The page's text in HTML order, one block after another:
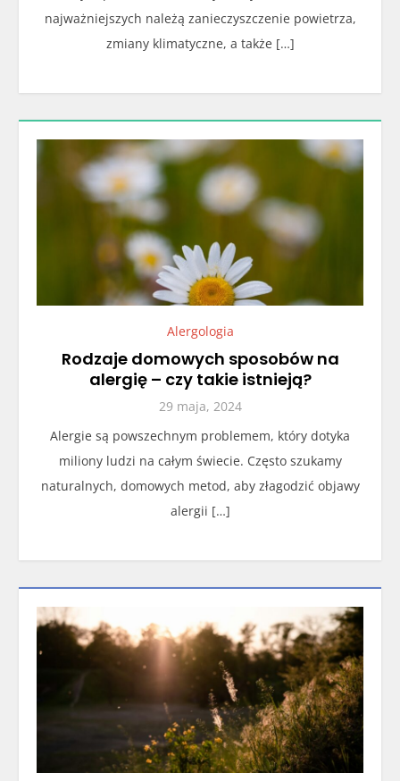
najważniejszych należą zanieczyszczenie powietrza,
zmiany klimatyczne, a także […]
Alergologia
Rodzaje domowych sposobów na
alergię – czy takie istnieją?
29 maja, 2024
Alergie są powszechnym problemem, który dotyka
miliony ludzi na całym świecie. Często szukamy
naturalnych, domowych metod, aby złagodzić objawy
alergii […]